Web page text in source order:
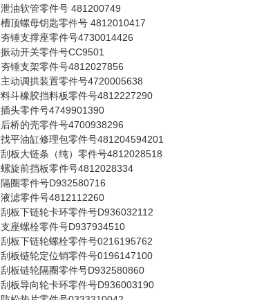
泄油软管零件号 481200749
槽顶螺母钥匙零件号 4812010417
夯锤支撑座零件号4730014426
振动开关零件号CC9501
夯锤支架零件号4812027856
主动调拱装置零件号4720005638
料斗橡胶挡料板零件号4812227290
插头零件号4749901390
后桥的壳零件号4700938296
找平油缸修理包零件号481204594201
刮板大链条（纯）零件号4812028518
螺旋前挡板零件号4812028334
隔圈零件号D932580716
液滤零件号4812112260
刮板下链轮卡环零件号D936032112
支座螺栓零件号D937934510
刮板下链轮螺栓零件号0216195762
刮板链轮定位销零件号0196147100
刮板链轮隔圈零件号D932580860
刮板导向轮卡环零件号D936003190